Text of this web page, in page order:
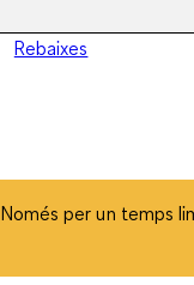
Rebaixes
Només per un temps